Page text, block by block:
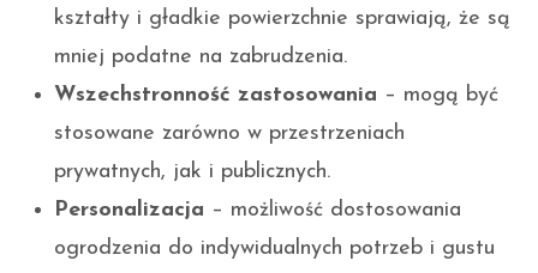
kształty i gładkie powierzchnie sprawiają, że są
mniej podatne na zabrudzenia.
Wszechstronność zastosowania – mogą być
stosowane zarówno w przestrzeniach
prywatnych, jak i publicznych.
Personalizacja – możliwość dostosowania
ogrodzenia do indywidualnych potrzeb i gustu